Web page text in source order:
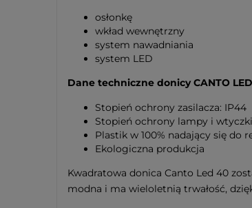
osłonkę
wkład wewnętrzny
system nawadniania
system LED
Dane techniczne donicy CANTO
Stopień ochrony zasilacza: IP44
Stopień ochrony lampy i
Plastik w 100% nadający się do
Ekologiczna produkcja
Kwadratowa donica Canto Led 40
modna i ma wieloletnią trwałość,